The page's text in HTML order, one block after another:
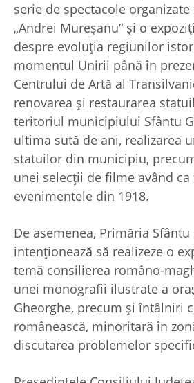
serie de spectacole organizate
„Andrei Mureşanu“ şi o
despre evoluţia regiunilor
momentul Unirii până în
Centrului de Artă al
renovarea şi restaurarea
teritoriul municipiului Sfântu
ultima sută de ani, realizarea
statuilor din municipiu,
unei selecţii de filme având ca
evenimentele din 1918.
De asemenea, Primăria
intenţionează să realizeze o
temă consilierea româno-
unei monografii ilustrate a
Gheorghe, precum şi întâlniri
românească, minoritară în
discutarea problemelor